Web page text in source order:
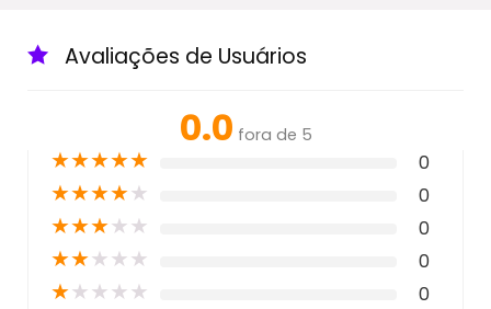
Avaliações de Usuários
0.0 fora de 5
★★★★★ 0
★★★★★ 0
★★★★★ 0
★★★★★ 0
★★★★★ 0